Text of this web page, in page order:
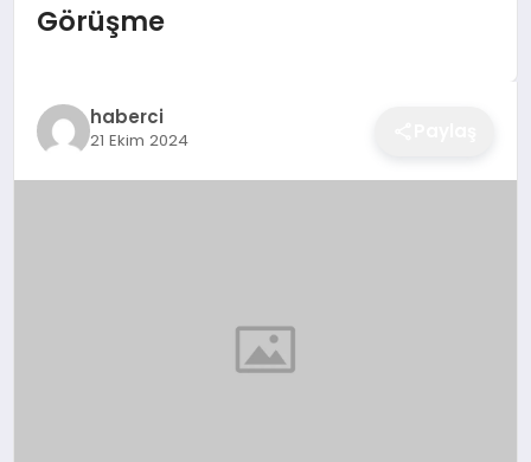
EKONOMI
Görüşme
haberci
21 Ekim 2024